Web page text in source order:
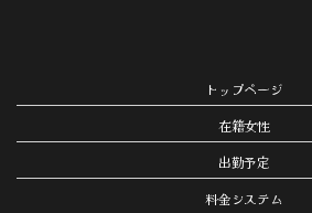
トップページ
在籍女性
出勤予定
料金システム